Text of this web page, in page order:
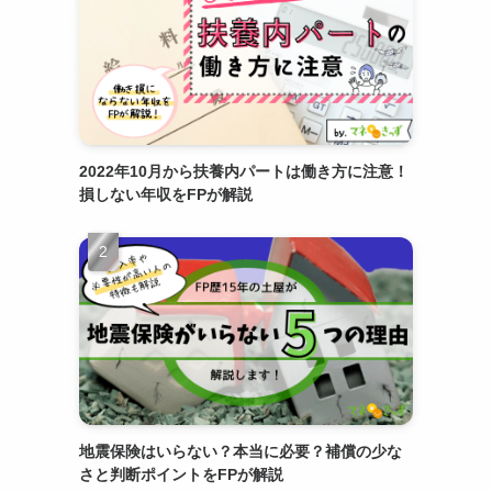
2022年10月から扶養内パートは働き方に注意！
損しない年収をFPが解説
地震保険はいらない？本当に必要？補償の少な
さと判断ポイントをFPが解説